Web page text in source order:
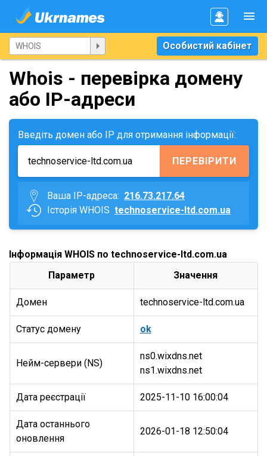
Особистий кабінет
Whois - перевірка домену
або IP-адреси
Введіть домен або IP для отримання інформації:
ПЕРЕВІРИТИ
Ваша IP-адреса: 216.73.217.64
Історія WHOIS technoservice-ltd.com.ua
Інформація WHOIS по technoservice-ltd.com.ua
Параметр
Значення
Домен technoservice-ltd.com.ua
Статус домену ok
Нейм-сервери (NS)
ns0.wixdns.net
Дата реєстрації 2025-11-10 16:00:04
Дата останнього
оновлення
2026-01-18 12:50:04